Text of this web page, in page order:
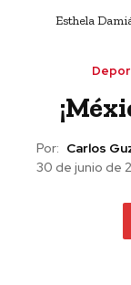
Esthela
Por: Carlos
30 de junio de